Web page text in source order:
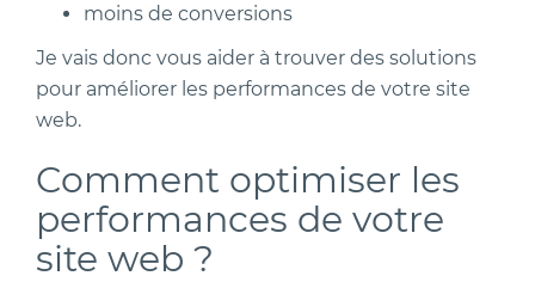
moins de conversions
Je vais donc vous aider à trouver des solutions
pour améliorer les performances de votre site
web.
Comment optimiser les
performances de votre
site web ?